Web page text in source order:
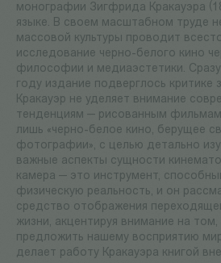
монографии Зигфрида Кракауэра
языке. В своем масштабном труде
массовой культуры проводит
исследование черно-белого кино
философии и медиаэстетики.
году издание подверглось критике
Кракауэр не уделяет внимание
тенденциям — рисованным фильмам
лишь «черно-белое кино, берущее
фотографии», с целью детально
важные аспекты сущности
камера — это инструмент,
физическую реальность, и он
средство отображения
жизни, акцентируя внимание на
предложить нашему восприятию
делает работу Кракауэра книгой